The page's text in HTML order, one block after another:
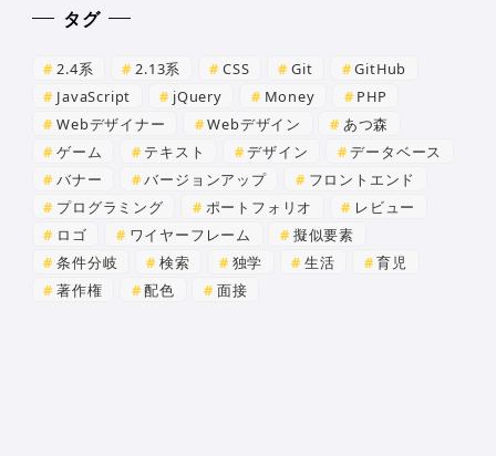
タグ
2.4系 2.13系 CSS Git
GitHub
JavaScript
jQuery Money
PHP
Webデザイナー
Webデザイン
あつ森
ゲーム
テキスト デザイン
データベース
バナー
バージョンアップ
フロントエンド
プログラミング
ポートフォリオ
レビュー
ロゴ
ワイヤーフレーム
擬似要素
条件分岐
検索 独学 生活
育児
著作権
配色 面接